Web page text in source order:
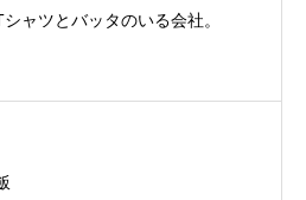
ャツとバッタのいる会社。
秋保温泉）
ック2022年4月入社式